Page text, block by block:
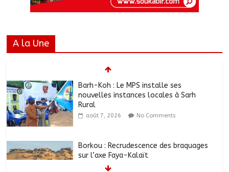
A la Une
Barh-Koh : Le MPS installe ses
nouvelles instances locales à Sarh
Rural
août 7, 2026 No Comments
Borkou : Recrudescence des braquages
sur l’axe Faya-Kalaït
août 7, 2026